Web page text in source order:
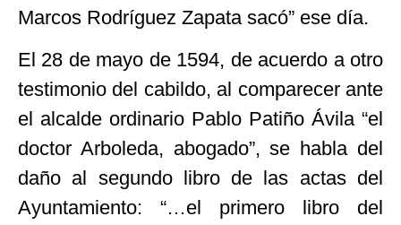
Marcos Rodríguez Zapata sacó” ese día.
El 28 de mayo de 1594, de acuerdo a otro
testimonio del cabildo, al comparecer ante
el alcalde ordinario Pablo Patiño Ávila “el
doctor Arboleda, abogado”, se habla del
daño al segundo libro de las actas del
Ayuntamiento: “…el primero libro del